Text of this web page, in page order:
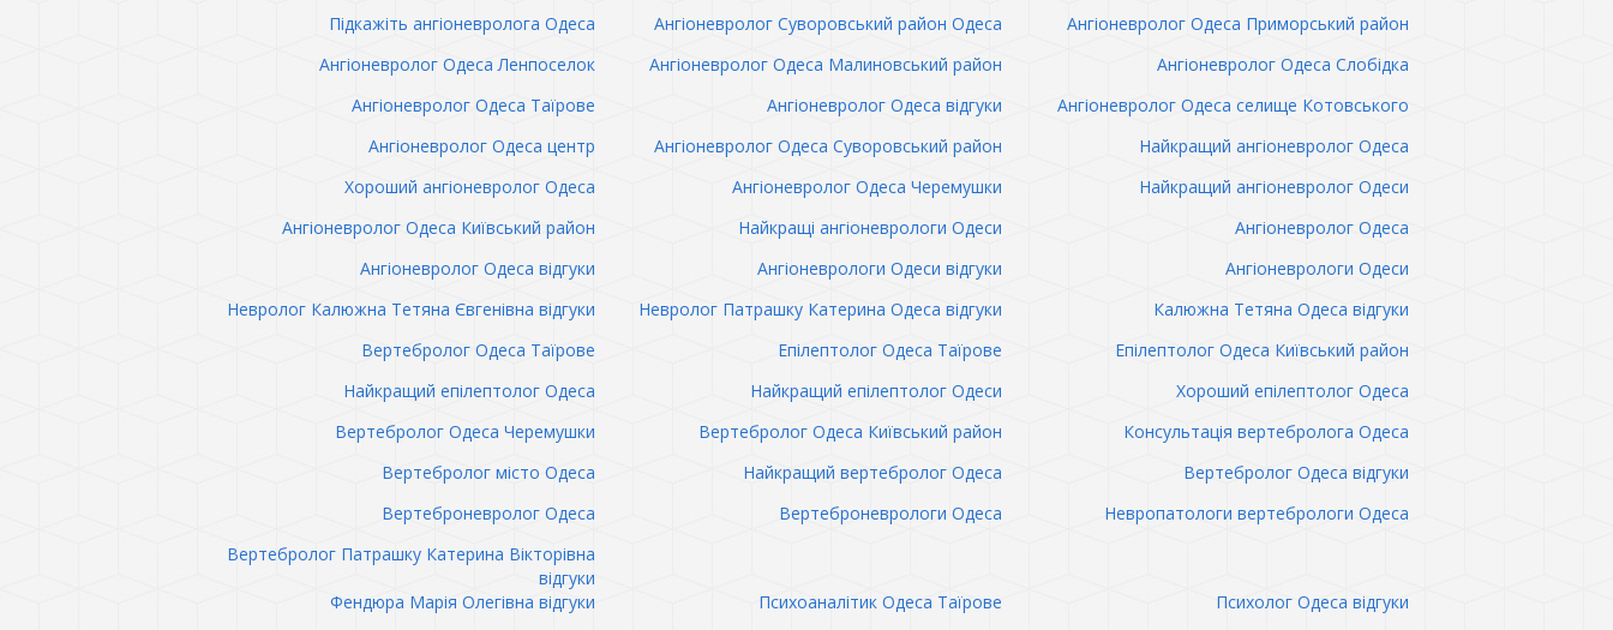
Підкажіть ангіоневролога Одеса
Ангіоневролог Суворовський район Одеса
Ангіоневролог Одеса Приморський район
Ангіоневролог Одеса Ленпоселок
Ангіоневролог Одеса Малиновський район
Ангіоневролог Одеса Слобідка
Ангіоневролог Одеса Таїрове
Ангіоневролог Одеса відгуки
Ангіоневролог Одеса селище Котовського
Ангіоневролог Одеса центр
Ангіоневролог Одеса Суворовський район
Найкращий ангіоневролог Одеса
Хороший ангіоневролог Одеса
Ангіоневролог Одеса Черемушки
Найкращий ангіоневролог Одеси
Ангіоневролог Одеса Київський район
Найкращі ангіоневрологи Одеси
Ангіоневролог Одеса
Ангіоневролог Одеса відгуки
Ангіоневрологи Одеси відгуки
Ангіоневрологи Одеси
Невролог Калюжна Тетяна Євгенівна відгуки
Невролог Патрашку Катерина Одеса відгуки
Калюжна Тетяна Одеса відгуки
Вертебролог Одеса Таїрове
Епілептолог Одеса Таїрове
Епілептолог Одеса Київський район
Найкращий епілептолог Одеса
Найкращий епілептолог Одеси
Хороший епілептолог Одеса
Вертебролог Одеса Черемушки
Вертебролог Одеса Київський район
Консультація вертебролога Одеса
Вертебролог місто Одеса
Найкращий вертебролог Одеса
Вертебролог Одеса відгуки
Вертеброневролог Одеса
Вертеброневрологи Одеса
Невропатологи вертебрологи Одеса
Вертебролог Патрашку Катерина Вікторівна
відгуки
Фендюра Марія Олегівна відгуки
Психоаналітик Одеса Таїрове
Психолог Одеса відгуки